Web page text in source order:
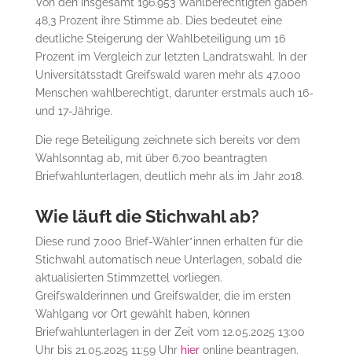
48,3 Prozent ihre Stimme ab. Dies bedeutet eine
deutliche Steigerung der Wahlbeteiligung um 16
Prozent im Vergleich zur letzten Landratswahl. In der
Universitätsstadt Greifswald waren mehr als 47.000
Menschen wahlberechtigt, darunter erstmals auch 16-
und 17-Jährige.
Die rege Beteiligung zeichnete sich bereits vor dem
Wahlsonntag ab, mit über 6.700 beantragten
Briefwahlunterlagen, deutlich mehr als im Jahr 2018.
Wie läuft die Stichwahl ab?
Diese rund 7.000 Brief-Wähler*innen erhalten für die
Stichwahl automatisch neue Unterlagen, sobald die
aktualisierten Stimmzettel vorliegen.
Greifswalderinnen und Greifswalder, die im ersten
Wahlgang vor Ort gewählt haben, können
Briefwahlunterlagen in der Zeit vom 12.05.2025 13:00
Uhr bis 21.05.2025 11:59 Uhr hieronline beantragen.